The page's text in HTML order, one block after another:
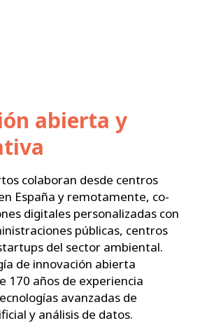
abierta y
colaboran desde centros
España y remotamente, co-
digitales personalizadas con
públicas, centros
del sector ambiental.
de innovación abierta
170 años de experiencia
avanzadas de
y análisis de datos.